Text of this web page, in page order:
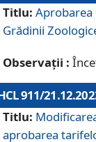
Titlu:
Grădinii
Observații :
911/
Titlu:
aprobarea